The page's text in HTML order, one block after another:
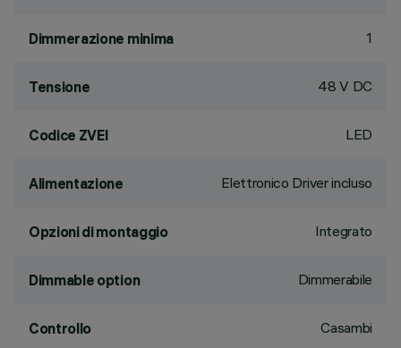
Dimmerazione minima 1
Tensione 48 V DC
Codice ZVEI LED
Alimentazione Elettronico Driver incluso
Opzioni di montaggio Integrato
Dimmable option Dimmerabile
Controllo Casambi